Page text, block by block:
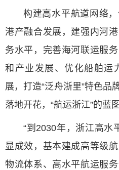
构建高水平航道网络
港产融合发展，建强内河
务水平，完善海河联运服
和产业发展、优化船舶运
展，打造“泛舟浙里”特色
落地开花，“航运浙江”的蓝
“到2030年，浙江高水
显成效，基本建成高等级
物流体系、高水平航运服